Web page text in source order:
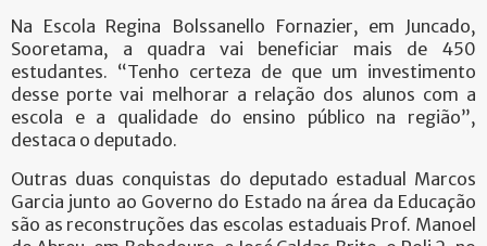
Na Escola Regina Bolssanello Fornazier, em Juncado,
Sooretama, a quadra vai beneficiar mais de 450
estudantes. “Tenho certeza de que um investimento
desse porte vai melhorar a relação dos alunos com a
escola e a qualidade do ensino público na região”,
destaca o deputado.
Outras duas conquistas do deputado estadual Marcos
Garcia junto ao Governo do Estado na área da Educação
são as reconstruções das escolas estaduais Prof. Manoel